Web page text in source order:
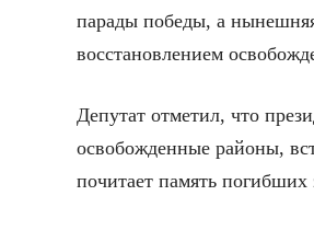
парады победы, а
восстановлением
Депутат отметил, что
освобожденные районы,
почитает память погибших